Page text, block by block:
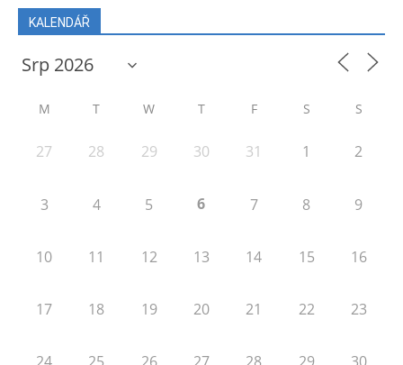
KALENDÁŘ
M T W T F S S
27 28 29 30 31 1 2
3 4 5 6 7 8 9
10 11 12 13 14 15 16
17 18 19 20 21 22 23